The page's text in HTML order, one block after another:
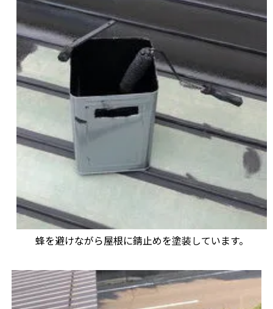
蜂を避けながら屋根に錆止めを塗装しています。